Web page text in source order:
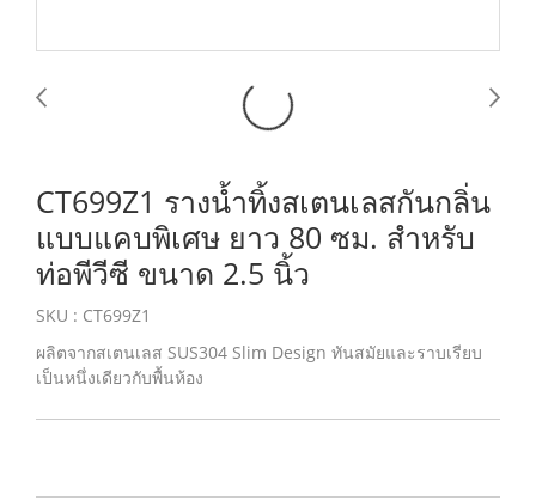
CT699Z1 รางน้ำทิ้งสเตนเลสกันกลิ่น
แบบแคบพิเศษ ยาว 80 ซม. สำหรับ
ท่อพีวีซี ขนาด 2.5 นิ้ว
SKU : CT699Z1
ผลิตจากสเตนเลส SUS304 Slim Design ทันสมัยและราบเรียบ
เป็นหนึ่งเดียวกับพื้นห้อง